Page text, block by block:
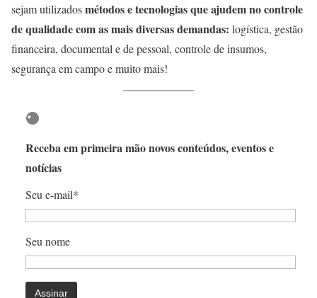
sejam utilizadosmétodos e tecnologias que ajudem no controle
de qualidade com as mais diversas demandas: logística, gestão
financeira, documental e de pessoal, controle de insumos,
segurança em campo e muito mais!
Receba em primeira mão novos conteúdos, eventos e
notícias
Seu e-mail*
Seu nome